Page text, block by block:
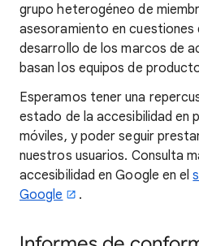
grupo heterogéneo de
asesoramiento en cuestiones
desarrollo de los marcos de
basan los equipos de
Esperamos tener una
estado de la accesibilidad en
móviles, y poder seguir
nuestros usuarios. Consulta
accesibilidad en Google en el
Google
.